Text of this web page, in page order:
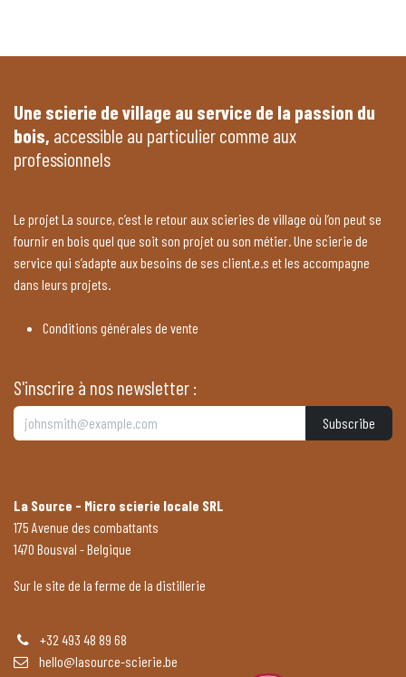
Une scierie de village au service de la passion du
bois, accessible au particulier comme aux
professionnels
Le projet La source, c’est le retour aux scieries de village où l’on peut se
fournir en bois quel que soit son projet ou son métier. Une scierie de
service qui s’adapte aux besoins de ses client.e.s et les accompagne
dans leurs projets.
Conditions générales de vente
S'inscrire à nos newsletter :
Subscribe
La Source - Micro scierie locale SRL
175 Avenue des combattants
1470 Bousval - Belgique
Sur le site de la ferme de la distillerie
+32 493 48 89 68
hello@lasource-scierie.be